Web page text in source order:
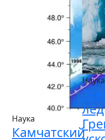
Наука
Камчатский
Наука